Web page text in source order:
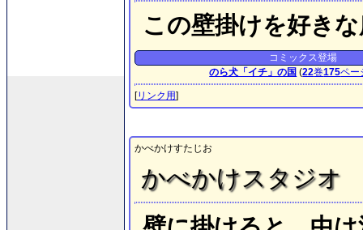
この壁掛けを好き
コミックス登場
のら犬「イチ」の国 (22巻175ペー
[リンク用]
かべかけすたじお
かべかけスタジオ